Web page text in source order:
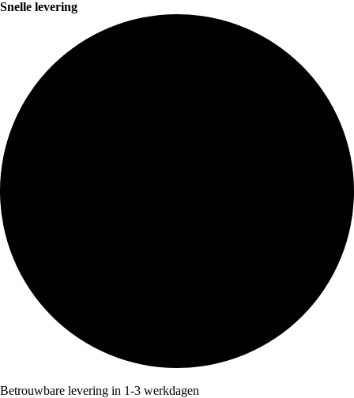
Snelle levering
Betrouwbare levering in 1-3 werkdagen